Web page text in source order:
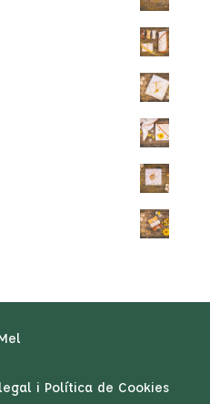
i Política de Cookies